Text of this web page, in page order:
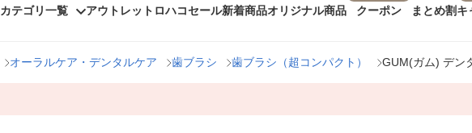
カテゴリ一覧 アウトレット ロハコセール新着商品オリジナル商品 クーポン まとめ割キ
オーラルケア・デンタルケア 歯ブラシ 歯ブラシ（超コンパクト） GUM(ガム) デン